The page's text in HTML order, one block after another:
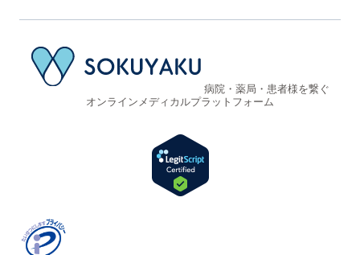
病院・薬局・患者様を繋ぐ
オンラインメディカルプラットフォーム